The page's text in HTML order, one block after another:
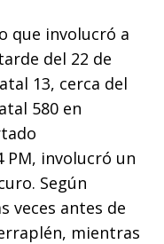
que involucró a
del 22 de
13, cerca del
580 en
PM, involucró un
Según
veces antes de
mientras